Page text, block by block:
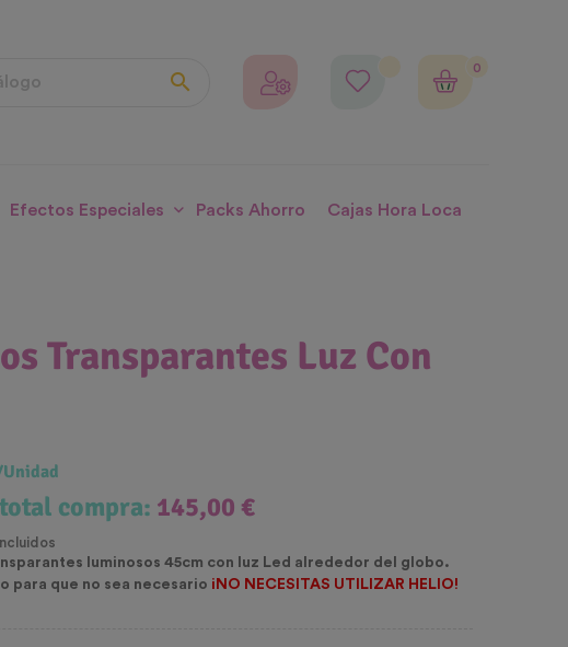

0
Efectos Especiales Packs Ahorro Cajas Hora Loca
Transparantes Luz Con
compra: 145,00 €
luminosos 45cm con luz Led alrededor del globo.
para que no sea necesario iNO NECESITAS UTILIZAR HELIO!